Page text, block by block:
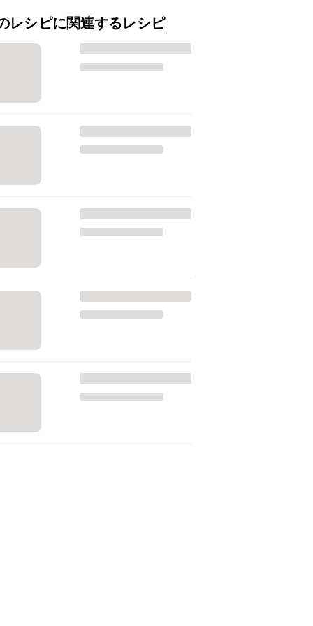
レシピに関連するレシピ